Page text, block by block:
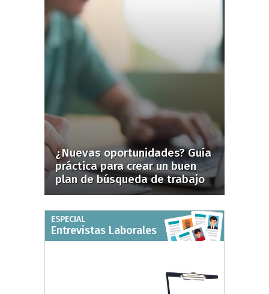
¿Nuevas oportunidades? Guía
práctica para crear un buen
plan de búsqueda de trabajo
ESPECIAL
Entrevistas Laborales